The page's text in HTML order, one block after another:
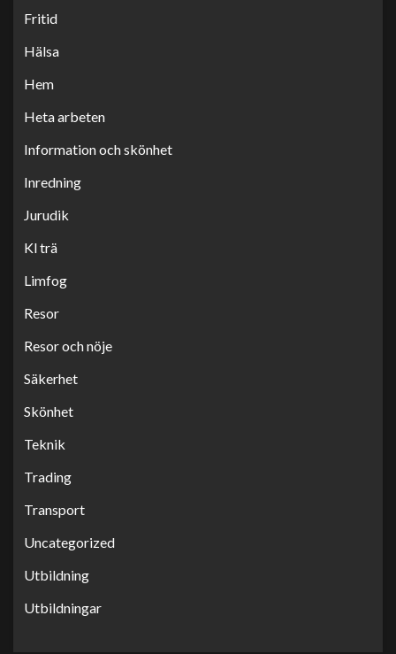
Fritid
Hälsa
Hem
Heta arbeten
Information och skönhet
Inredning
Jurudik
Kl trä
Limfog
Resor
Resor och nöje
Säkerhet
Skönhet
Teknik
Trading
Transport
Uncategorized
Utbildning
Utbildningar